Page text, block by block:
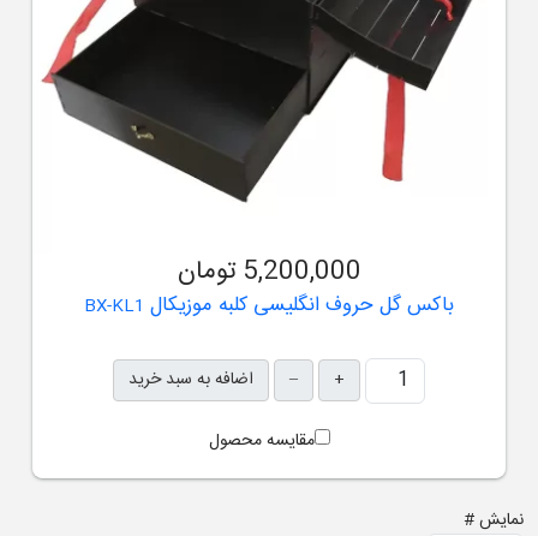
5,200,000 تومان
باکس گل حروف انگلیسی کلبه موزیکال BX-KL1
+
– اضافه به سبد خرید
مقایسه محصول
نمایش #